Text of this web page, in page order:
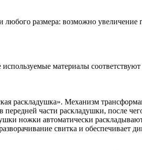
размера: возможно
материалы соответствуют
раскладушка». Механизм
части раскладушки, после
ножки автоматически
свитка и обеспечивает